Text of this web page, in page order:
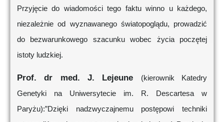
Przyjęcie do wiadomości tego faktu winno u każdego,
niezależnie od wyznawanego światopoglądu, prowadzić
do bezwarunkowego szacunku wobec życia poczętej
istoty ludzkiej.
Prof. dr med. J. Lejeune
(kierownik Katedry
Genetyki na Uniwersytecie im. R. Descartesa w
Paryżu):”Dzięki nadzwyczajnemu postępowi techniki